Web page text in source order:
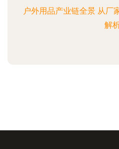
户外用品产业链全景 从厂
解